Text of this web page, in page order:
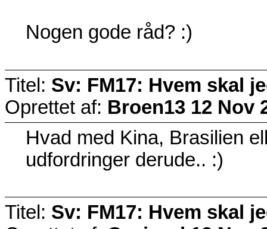
Nogen gode råd? :)
Titel: Sv: FM17: Hvem skal
Oprettet af: Broen13 12 Nov
Hvad med Kina, Brasilien
udfordringer derude.. :)
Titel: Sv: FM17: Hvem skal